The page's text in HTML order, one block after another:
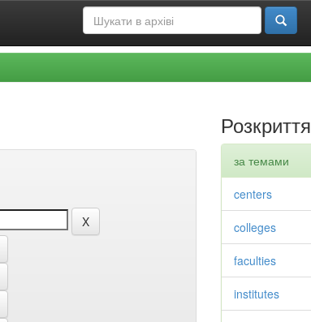
Розкриття
за темами
centers
colleges
faculties
institutes